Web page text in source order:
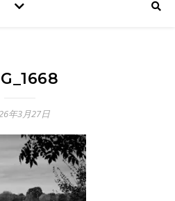
年3月27日